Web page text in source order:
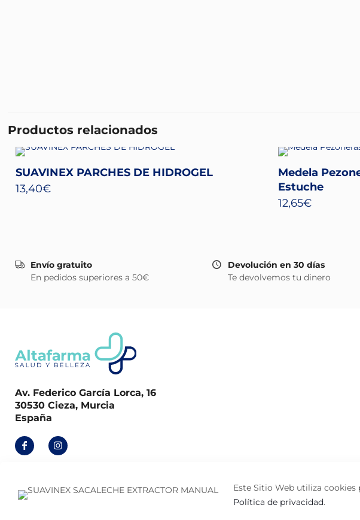
Productos relacionados
SUAVINEX PARCHES DE HIDROGEL
13,40€
Medela
Estuche
12,65€
Envío gratuito
En pedidos superiores a 50€
Devolución en 30 días
Te devolvemos tu dinero
Av. Federico García Lorca, 16
30530 Cieza, Murcia
España
© 2026 La Caja de Bombillas
Este Sitio Web utiliza cookies
Política de privacidad.